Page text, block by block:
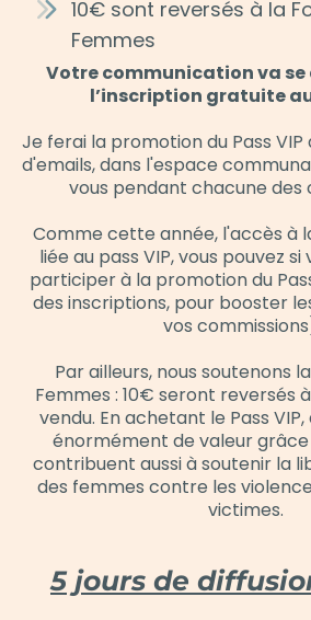
10€ sont reversés à la
Femmes
Votre communication va se
l’inscription gratuite
Je ferai la promotion du Pass
d'emails, dans l'espace
vous pendant chacune des
Comme cette année, l'accès à
liée au pass VIP, vous pouvez
participer à la promotion du
des inscriptions, pour booster
vos
Par ailleurs, nous soutenons
Femmes : 10€ seront reversés
vendu. En achetant le Pass
énormément de valeur grâce
contribuent aussi à soutenir la
des femmes contre les
victimes.
5 jours de